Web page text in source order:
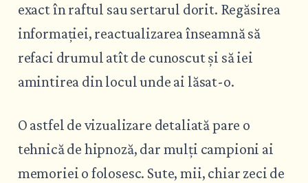
exact în raftul sau sertarul dorit. Regăsirea
informației, reactualizarea înseamnă să
refaci drumul atît de cunoscut și să iei
amintirea din locul unde ai lăsat-o.
O astfel de vizualizare detaliată pare o
tehnică de hipnoză, dar mulți campioni ai
memoriei o folosesc. Sute, mii, chiar zeci de